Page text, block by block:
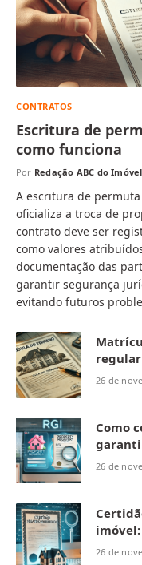
CONTRATOS
Escritura de
como funciona
Por Redação ABC do Imóvel
A escritura de
oficializa a troca de
contrato deve ser
como valores
documentação das
garantir segurança
evitando futuros
26 de
Como
26 de
imóvel:
26 de